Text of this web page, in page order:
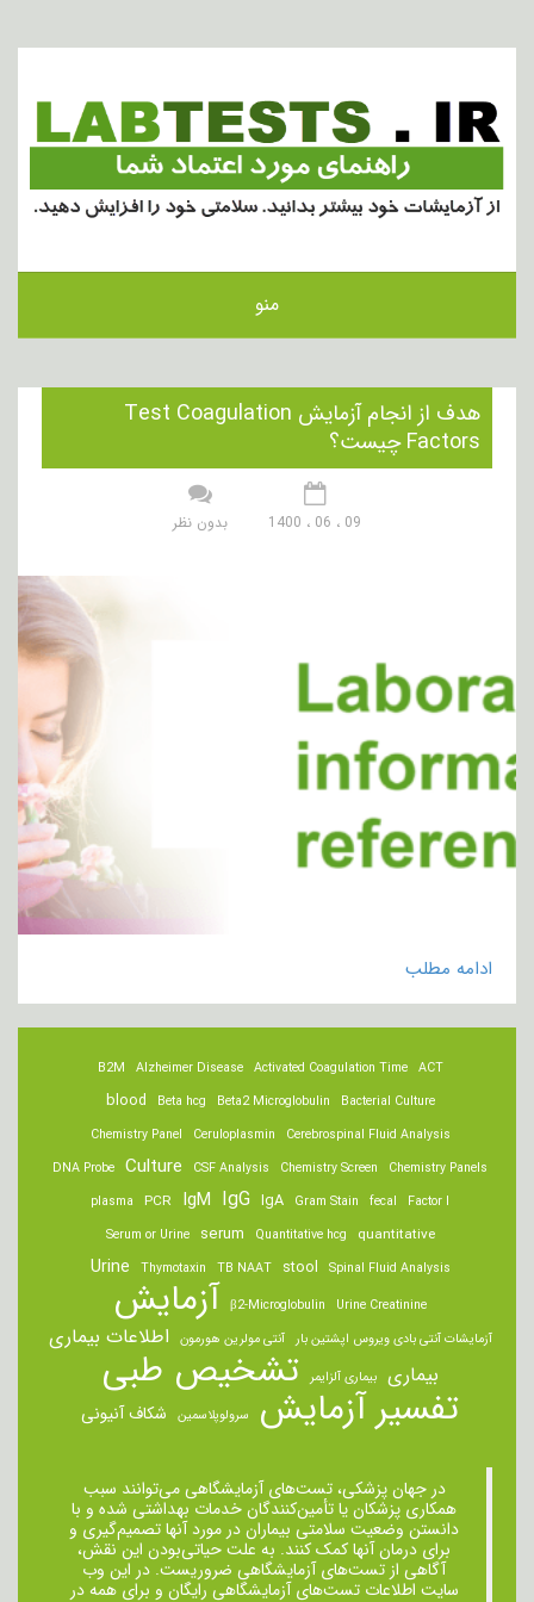
منو
هدف از انجام آزمایش Test Coagulation
Factors چیست؟
09 ، 06 ، 1400 بدون نظر
ادامه مطلب
ACT
Activated Coagulation Time
Alzheimer Disease
B2M
Bacterial Culture
Beta2 Microglobulin
Beta hcg
blood
Cerebrospinal Fluid Analysis
Ceruloplasmin
Chemistry Panel
Chemistry Panels
Chemistry Screen
CSF Analysis
Culture
DNA Probe
Factor I
fecal
Gram Stain
IgA
IgG
IgM
PCR
plasma
quantitative
Quantitative hcg
serum
Serum or Urine
Spinal Fluid Analysis
stool
TB NAAT
Thymotaxin
Urine
Urine Creatinine
β2-Microglobulin آزمایش
آزمایشات آنتی بادی ویروس اپشتین بار آنتی مولرین هورمون اطلاعات بیماری
بیماری بیماری آلزایمر تشخیص طبی
تفسیر آزمایش سرولوپلاسمین شکاف آنیونی
در جهان پزشکی، تست‌های آزمایشگاهی می‌توانند سبب
همکاری پزشکان یا تأمین‌کنندگان خدمات بهداشتی شده و با
دانستن وضعیت سلامتی بیماران در مورد آنها تصمیم‌گیری و
برای درمان ‌آنها کمک کنند. به علت حیاتی‌بودن این نقش،
آگاهی از تست‌های آزمایشگاهی ضروریست. در این وب
سایت اطلاعات تست‌های آزمایشگاهی رایگان و برای همه در